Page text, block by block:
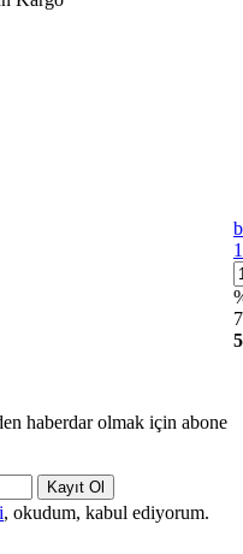
haberdar olmak için abone
Kayıt Ol
, okudum, kabul ediyorum.